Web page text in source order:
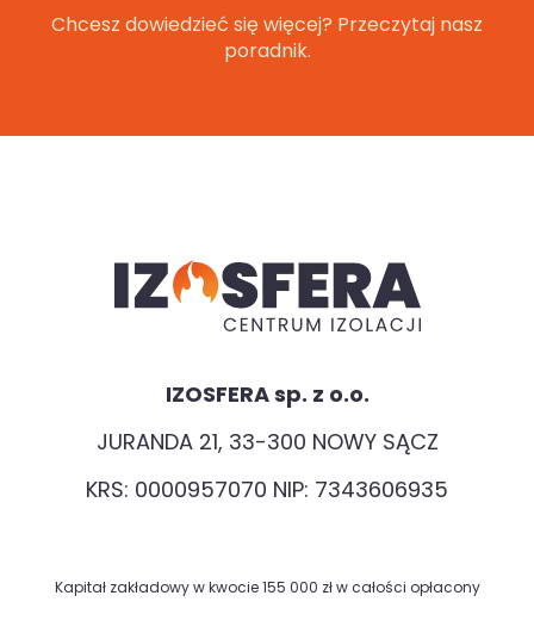
Chcesz dowiedzieć się więcej? Przeczytaj nasz
poradnik.
IZOSFERA sp. z o.o.
JURANDA 21, 33-300 NOWY SĄCZ
KRS: 0000957070 NIP: 7343606935
Kapitał zakładowy w kwocie 155 000 zł w całości opłacony